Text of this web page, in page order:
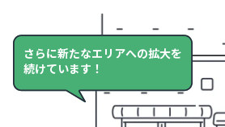
さらに新たなエリアへの拡大を
続けています！